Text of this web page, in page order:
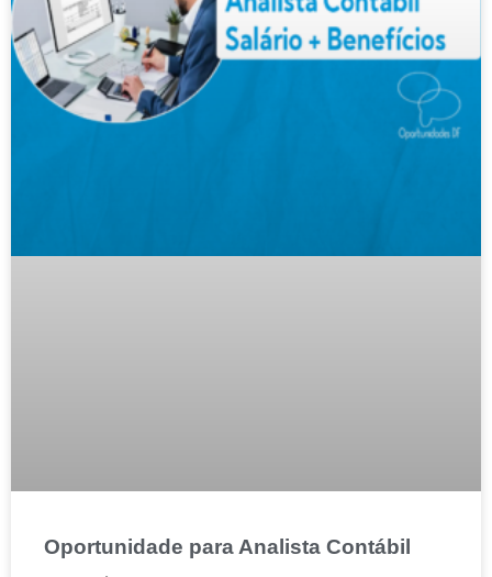
Oportunidade para Analista Contábil